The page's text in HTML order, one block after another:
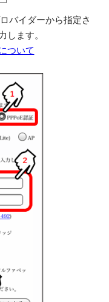
バイダーから指定さ
します。
ついて